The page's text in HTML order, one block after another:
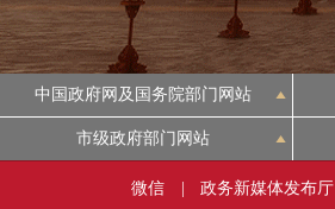
中国政府网及国务院部门网站
市级政府部门网站
微信 政务新媒体发布厅